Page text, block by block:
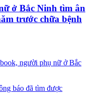
ở Bắc Ninh tìm ân
trước chữa bệnh
người phụ nữ ở Bắc